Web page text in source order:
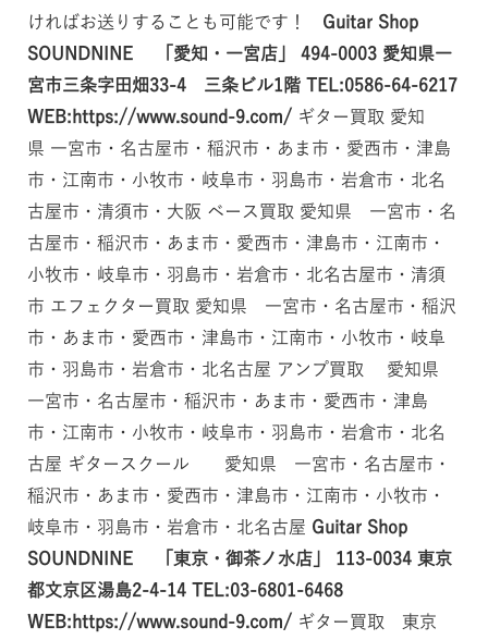
ければお送りすることも可能です！ Guitar Shop
SOUNDNINE 「愛知・一宮店」
494-0003 愛知県一
宮市三条字田畑33-4 三条ビル1階 TEL:0586-64-6217
WEB:https://www.sound-9.com/ギター買取 愛知
県 一宮市・名古屋市・稲沢市・あま市・愛西市・津島
市・江南市・小牧市・岐阜市・羽島市・岩倉市・北名
古屋市・清須市・大阪 ベース買取 愛知県 一宮市・名
古屋市・稲沢市・あま市・愛西市・津島市・江南市・
小牧市・岐阜市・羽島市・岩倉市・北名古屋市・清須
市 エフェクター買取 愛知県 一宮市・名古屋市・稲沢
市・あま市・愛西市・津島市・江南市・小牧市・岐阜
市・羽島市・岩倉市・北名古屋 アンプ買取 愛知県
一宮市・名古屋市・稲沢市・あま市・愛西市・津島
市・江南市・小牧市・岐阜市・羽島市・岩倉市・北名
古屋 ギタースクール 愛知県 一宮市・名古屋市・
稲沢市・あま市・愛西市・津島市・江南市・小牧市・
岐阜市・羽島市・岩倉市・北名古屋 Guitar Shop
SOUNDNINE 「東京・御茶ノ水店」
113-0034 東京
都文京区湯島2-4-14 TEL:03-6801-6468
WEB:https://www.sound-9.com/ギター買取 東京